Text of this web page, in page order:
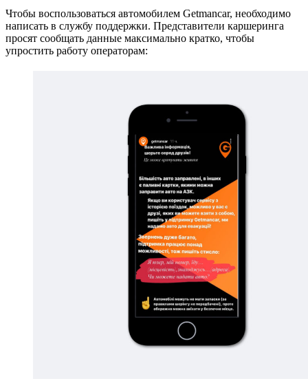
Чтобы воспользоваться автомобилем Getmancar, необходимо
написать в службу поддержки. Представители каршеринга
просят сообщать данные максимально кратко, чтобы
упростить работу операторам: